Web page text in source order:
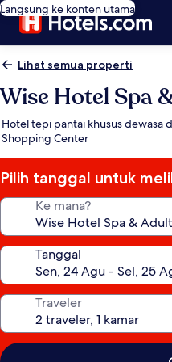
Langsung ke konten utama
Lihat semua properti
Wise Hotel Spa
Hotel tepi pantai khusus dewasa
Shopping Center
Pilih tanggal untuk
Ke mana?
Tanggal
Traveler